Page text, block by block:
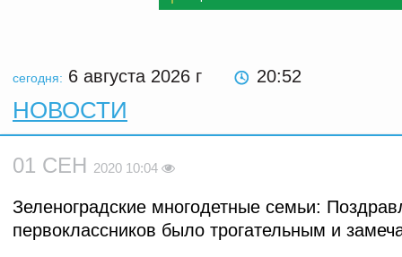
сегодня: 6 августа 2026 г 20:52
НОВОСТИ
01 СЕН 2020 10:04
Зеленоградские многодетные семьи:
первоклассников было трогательным и